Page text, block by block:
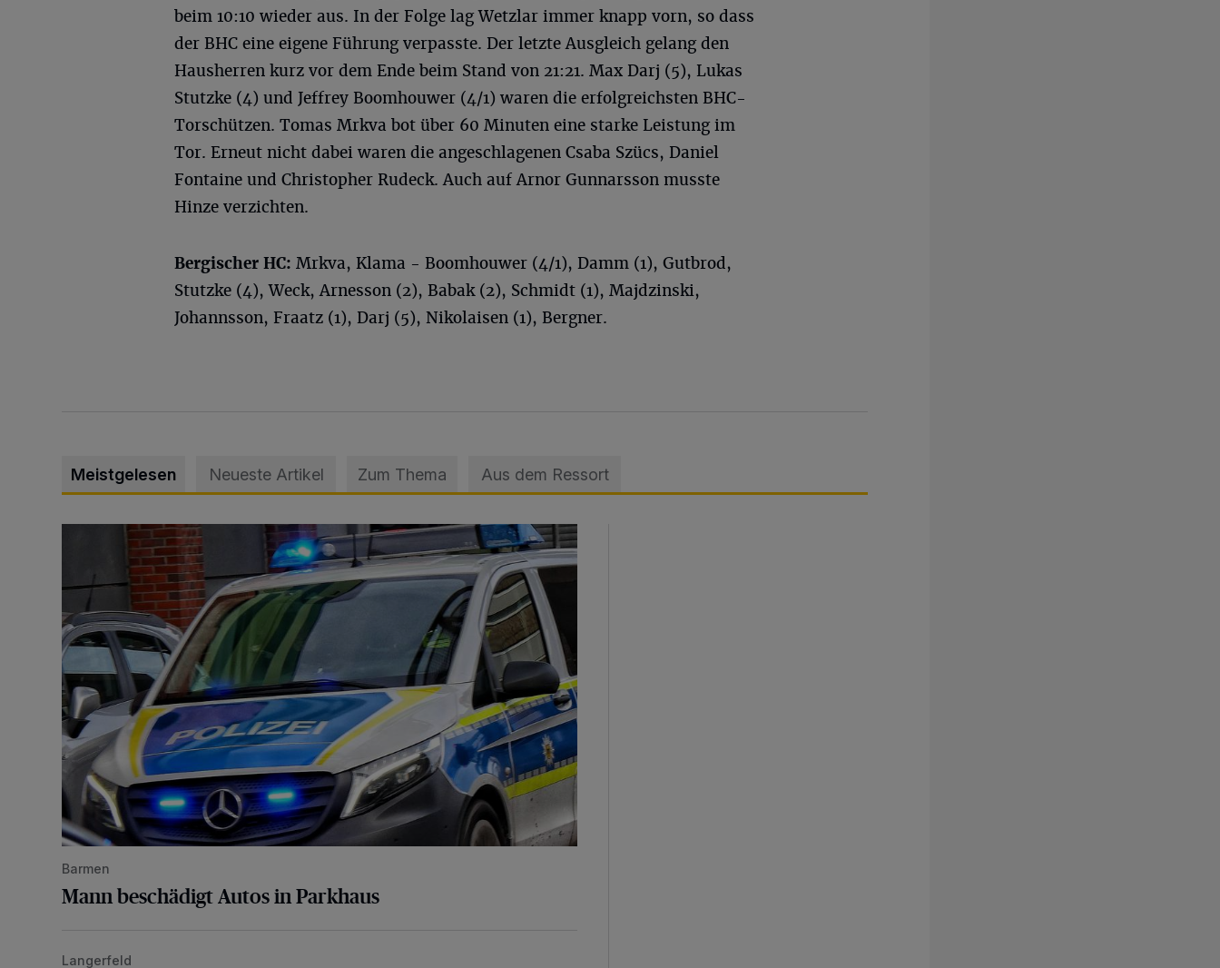
beim 10:10 wieder aus. In der Folge lag Wetzlar immer knapp vorn, so dass
der BHC eine eigene Führung verpasste. Der letzte Ausgleich gelang den
Hausherren kurz vor dem Ende beim Stand von 21:21. Max Darj (5), Lukas
Stutzke (4) und Jeffrey Boomhouwer (4/1) waren die erfolgreichsten BHC-
Torschützen. Tomas Mrkva bot über 60 Minuten eine starke Leistung im
Tor. Erneut nicht dabei waren die angeschlagenen Csaba Szücs, Daniel
Fontaine und Christopher Rudeck. Auch auf Arnor Gunnarsson musste
Hinze verzichten.
Bergischer HC: Mrkva, Klama - Boomhouwer (4/1), Damm (1), Gutbrod,
Stutzke (4), Weck, Arnesson (2), Babak (2), Schmidt (1), Majdzinski,
Johannsson, Fraatz (1), Darj (5), Nikolaisen (1), Bergner.
Meistgelesen Neueste Artikel Zum Thema Aus dem Ressort
Mann beschädigt Autos in Parkhaus
Barmen
Mann beschädigt Autos in Parkhaus
Schwerer Unfall mit 2,48 Promille
Langerfeld